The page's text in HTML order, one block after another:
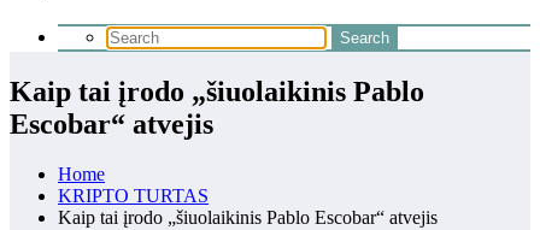
Kaip tai įrodo „šiuolaikinis Pablo
Escobar“ atvejis
Home
KRIPTO TURTAS
Kaip tai įrodo „šiuolaikinis Pablo Escobar“ atvejis